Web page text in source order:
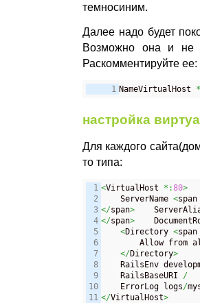
темносиним.
Далее надо будет
Возможно она и не
Раскомментируйте ее:
NameVirtualHost
настройка
Для каждого
то типа:
1
2
3
4
5
6
7
8
9
10
<VirtualHost *:80>
    ServerName
<
</span>
</span>
<Directory <
Allow from
</Directory>
RailsEnv
    RailsBaseURI
/
    ErrorLog logs
/
</VirtualHost>